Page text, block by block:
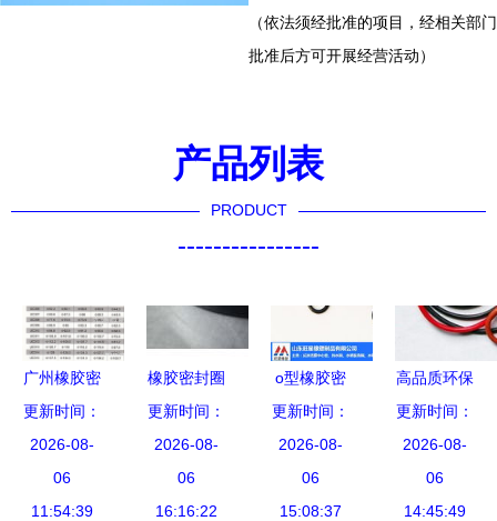
（依法须经批准的项目，经相关部门
批准后方可开展经营活动）
产品列表
PRODUCT
----------------
广州橡胶密
封圈防尘盖
密封件生产
厂家优选无
锡市明珠密
更新时间：
2026-08-
06
11:54:39
橡胶密封圈
工业设备的
小零件与大
作用
更新时间：
2026-08-
06
16:16:22
o型橡胶密
封圈尺寸指
南 旺星橡
塑为您提供
定制化解决
更新时间：
2026-08-
06
15:08:37
高品质环保
丁晴橡胶密
封圈全方位
解析 O
型/NBR产
更新时间：
2026-08-
06
14:45:49